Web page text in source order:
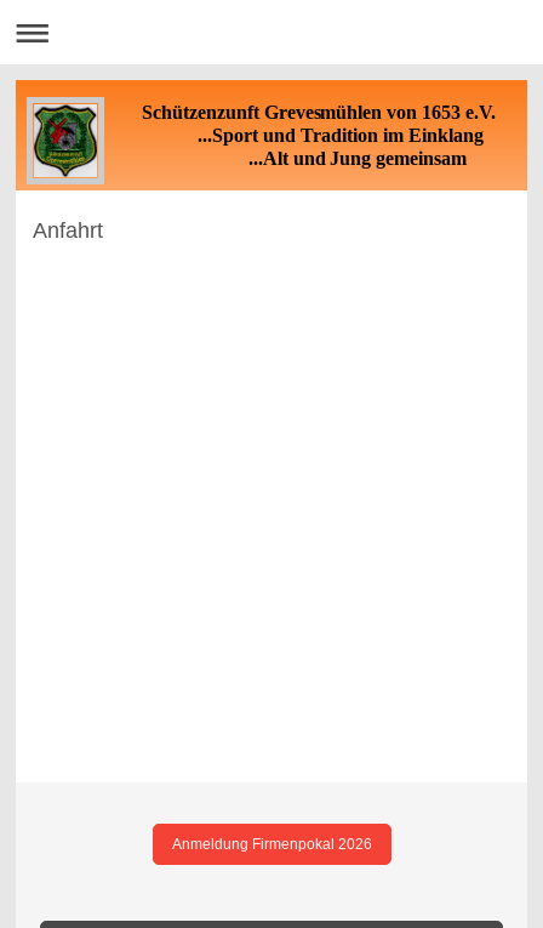
Schützenzunft Grevesmühlen von 1653 e.V.
...Sport und Tradition im Einklang
...Alt und Jung gemeinsam
Anfahrt
Anmeldung Firmenpokal 2026